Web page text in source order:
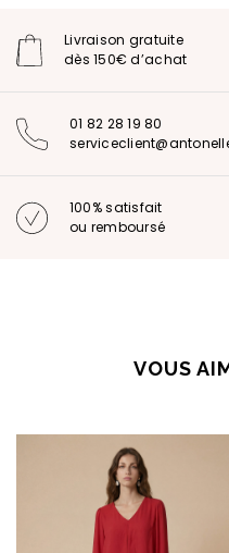
Livraison gratuite
dès 150€ d’achat
01 82 28 19 80
100% satisfait
ou remboursé
VOUS